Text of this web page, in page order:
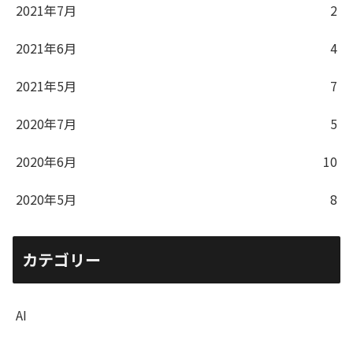
2021年7月
2
2021年6月
4
2021年5月
7
2020年7月
5
2020年6月
10
2020年5月
8
カテゴリー
AI